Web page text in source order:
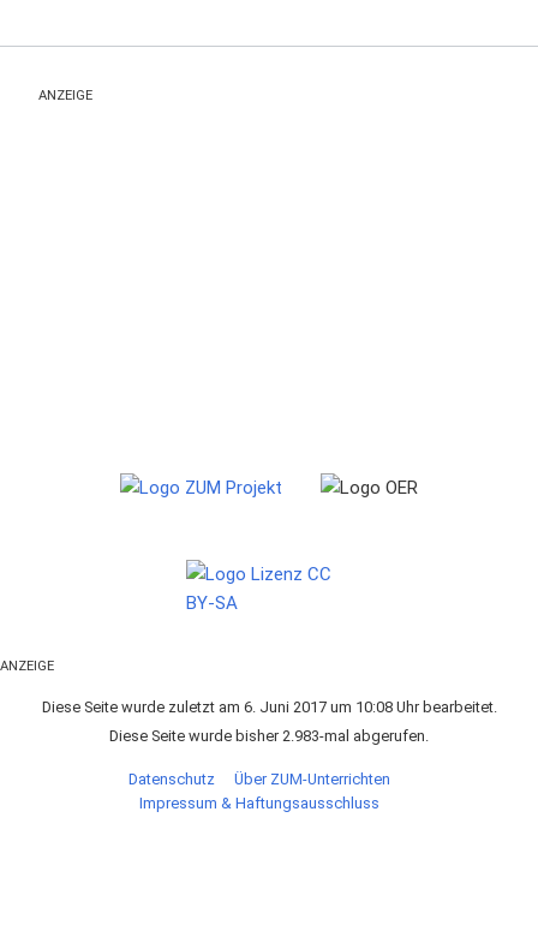
ANZEIGE
ANZEIGE
Diese Seite wurde zuletzt am 6. Juni 2017 um 10:08 Uhr bearbeitet.
Diese Seite wurde bisher 2.983-mal abgerufen.
Datenschutz
Über ZUM-Unterrichten
Impressum & Haftungsausschluss